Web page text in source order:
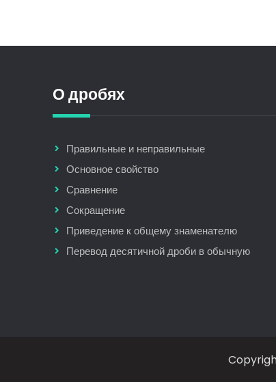
О дробях
Правильные и неправильные
Основное свойство
Сравнение
Сокращение
Приведение к общему знаменателю
Перевод десятичной дроби в обычную